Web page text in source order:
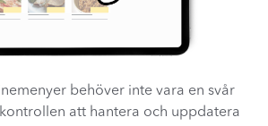
behöver inte vara en svår
att hantera och uppdatera